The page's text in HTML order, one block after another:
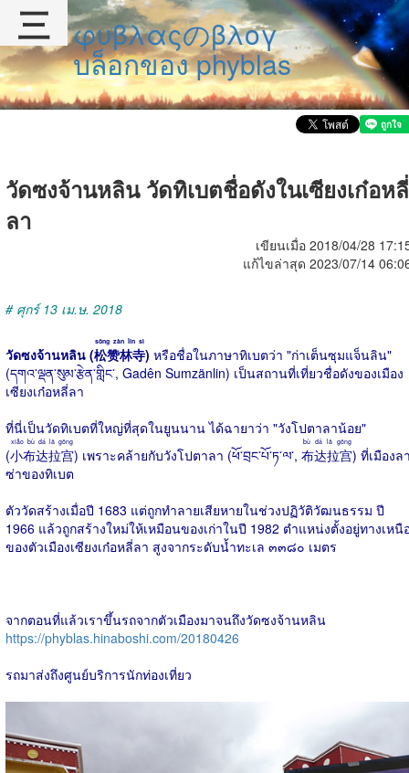
φυβλαςのβλογ
บล็อกของ phyblas
วัดซงจ้านหลิน วัดทิเบตชื่อดังในเซียงเก๋อหลี่
ลา
เขียนเมื่อ 2018/04/28
แก้ไขล่าสุด 2023/07/14
# ศุกร์ 13 เม.ษ. 2018
วัดซงจ้านหลิน (松赞林寺
sōng zàn lín sì
) หรือชื่อในภาษาทิเบตว่า "ก่าเต็นซุมแจ็นลิน"
(དགའ་ལྡན་སུམ་རྩེན་གླིང་, Gadên Sumzänlin) เป็นสถานที่เที่ยวชื่อดังของเมือง
เซียงเก๋อหลี่ลา
ที่นี่เป็นวัดทิเบตที่ใหญ่ที่สุดในยูนนาน ได้ฉายาว่า "วังโปตาลาน้อย"
(小布达拉宫
xiǎo bù dá lā gōng
) เพราะคล้ายกับวังโปตาลา (ཕོ་བྲང་པོ་ཏ་ལ་, 布达拉宫
bù dá lā gōng
) ที่เมืองล
ซ่าของทิเบต
ตัววัดสร้างเมื่อปี 1683 แต่ถูกทำลายเสียหายในช่วงปฏิวัติวัฒนธรรม ปี
1966 แล้วถูกสร้างใหม่ให้เหมือนของเก่าในปี 1982 ตำแหน่งตั้งอยู่ทางเหนื
ของตัวเมืองเซียงเก๋อหลี่ลา สูงจากระดับน้ำทะเล ๓๓๘๐ เมตร
จากตอนที่แล้วเราขึ้นรถจากตัวเมืองมาจนถึงวัดซงจ้านหลิน
https://phyblas.hinaboshi.com/20180426
รถมาส่งถึงศูนย์บริการนักท่องเที่ยว
三